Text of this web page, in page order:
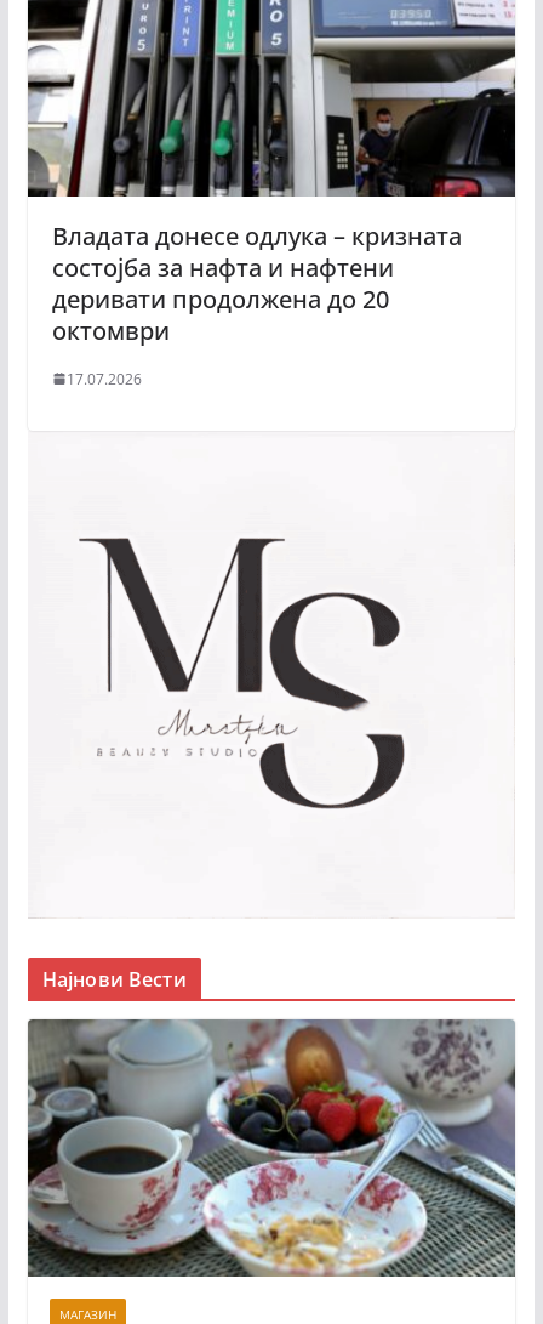
Владата донесе одлука – кризната
состојба за нафта и нафтени
деривати продолжена до 20
октомври
17.07.2026
Најнови Вести
МАГАЗИН